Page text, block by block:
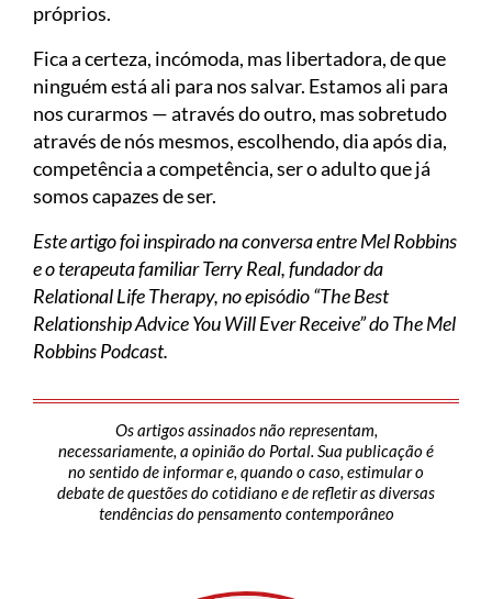
próprios.
Fica a certeza, incómoda, mas libertadora, de que
ninguém está ali para nos salvar. Estamos ali para
nos curarmos — através do outro, mas sobretudo
através de nós mesmos, escolhendo, dia após dia,
competência a competência, ser o adulto que já
somos capazes de ser.
Este artigo foi inspirado na conversa entre Mel Robbins
e o terapeuta familiar Terry Real, fundador da
Relational Life Therapy, no episódio “The Best
Relationship Advice You Will Ever Receive” do The Mel
Robbins Podcast.
Os artigos assinados não representam,
necessariamente, a opinião do Portal. Sua publicação é
no sentido de informar e, quando o caso, estimular o
debate de questões do cotidiano e de refletir as diversas
tendências do pensamento contemporâneo